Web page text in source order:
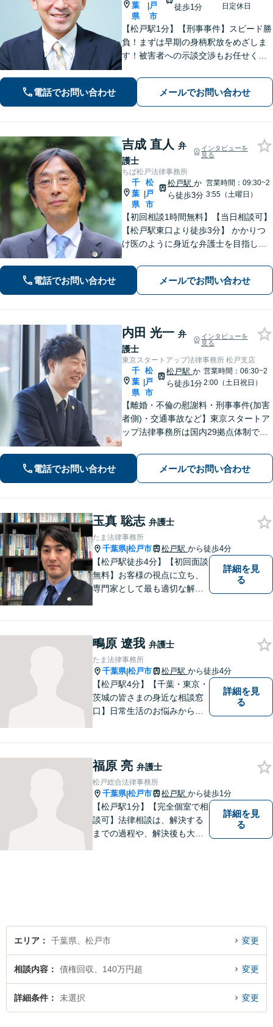
葉
県
|戸
市
徒歩1分
日定休日
【松戸駅1分】【刑事事件】スピード勝
負！まずは早期の身柄釈放をめざしま
す！被害者への示談交渉もお任せくだ
も」で悩んでいませんか？証拠の集め
方や交渉の進め方には自信がありま
す。調停もお任せください。
電話でお問い合わせ メールでお問い合わせ
吉成 直人 弁
護士
インタビューを
見る
ちば松戸法律事務所
千
葉
県
|
松
戸
市
松戸駅 か
ら徒歩3分
営業時間：09:30~2
3:55（土曜日）
【初回相談1時間無料】【当日相談可】
【松戸駅東口より徒歩3分】 かかりつ
け医のように身近な弁護士を目指して
早めにご相談ください。じっくりとお
話を伺い、不安なこと何でもお答えし
ます。
電話でお問い合わせ メールでお問い合わせ
内田 光一 弁
護士
インタビューを
見る
東京スタートアップ法律事務所 松戸支店
千
葉
県
|
松
戸
市
松戸駅か
ら徒歩1分
営業時間：06:30~2
2:00（土日祝日）
【離婚・不倫の慰謝料・刑事事件(加害
者側)・交通事故など】東京スタートア
ップ法律事務所は国内29拠点体制で全
対応(法律相談は完全予約制)】各分野で
専門性の高い弁護士が寄り添い解決を
サポートします。
電話でお問い合わせ メールでお問い合わせ
玉真 聡志 弁護士
たま法律事務所
千葉県|松戸市 松戸駅 から徒歩4分
【松戸駅徒歩4分】【初回面談
無料】お客様の視点に立ち、
専門家として最も適切な解決
対応。【夜間／休日対応可
能】お客様に寄り添い、スピ
ーディーな解決策を実行しま
す。
詳細を見
る
鴫原 遼我 弁護士
たま法律事務所
千葉県|松戸市 松戸駅 から徒歩4分
【松戸駅4分】【千葉・東京・
茨城の皆さまの身近な相談窓
口】日常生活のお悩みから複
提案。解決まで弁護士がしっ
かりサポートします！【バリ
アフリー】
詳細を見
る
福原 亮 弁護士
松戸総合法律事務所
千葉県|松戸市 松戸駅 から徒歩1分
【松戸駅1分】【完全個室で相
談可】法律相談は、解決する
までの過程や、解決後も大切
詳細を見
る
エリア 千葉県、松戸市 変更
相談内容 債権回収、140万円超 変更
詳細条件 未選択 変更